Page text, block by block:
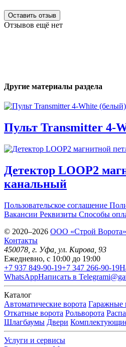
Оставить отзыв
Отзывов ещё нет
Другие материалы раздела
Пульт Transmitter 4-
Детектор LOOP2
канальный
Пользовательское соглашение
Вакансии Реквизиты Способы
© 2020–2026 OOO «Строй Ворота»
Контакты
450078 , г. Уфа ул. Кирова, 93
Ежедневно, с 10:00 до 19:00
+7 937 849-90-19+7 347 266-90-19
WhatsAppНаписать в Telegram
Каталог
Автоматические ворота Гаражные
Откатные ворота Рольворота
Шлагбаумы Двери
Услуги и сервисы